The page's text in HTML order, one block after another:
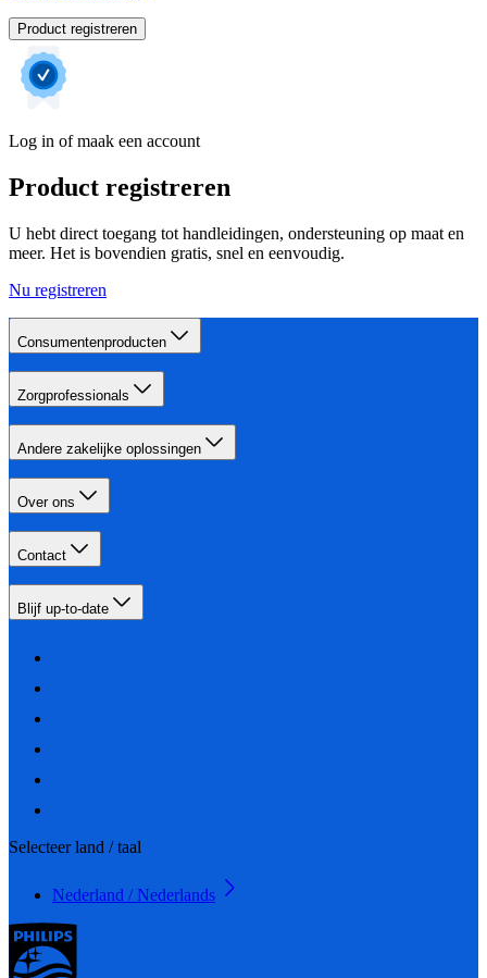
Product registreren
Log in of maak een account
Product registreren
U hebt direct toegang tot handleidingen, ondersteuning op maat en
meer. Het is bovendien gratis, snel en eenvoudig.
Nu registreren
Consumentenproducten
Zorgprofessionals
Andere zakelijke oplossingen
Over ons
Contact
Blijf up-to-date
Selecteer land / taal
Nederland / Nederlands